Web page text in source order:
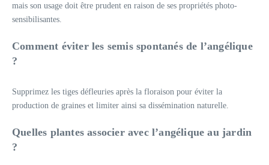
mais son usage doit être prudent en raison de ses propriétés photo-
sensibilisantes.
Comment éviter les semis spontanés de l’angélique
?
Supprimez les tiges défleuries après la floraison pour éviter la
production de graines et limiter ainsi sa dissémination naturelle.
Quelles plantes associer avec l’angélique au jardin
?